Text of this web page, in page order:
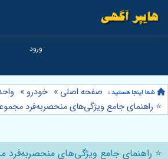
صفحه اصلی » خودرو »
⭐️ راهنمای جامع ویژگی‌های منحصربه‌فرد
⭐️ راهنمای جامع ویژگی‌های